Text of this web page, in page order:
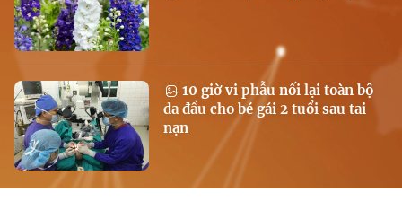
10 giờ vi phẫu nối lại toàn bộ
da đầu cho bé gái 2 tuổi sau tai
nạn